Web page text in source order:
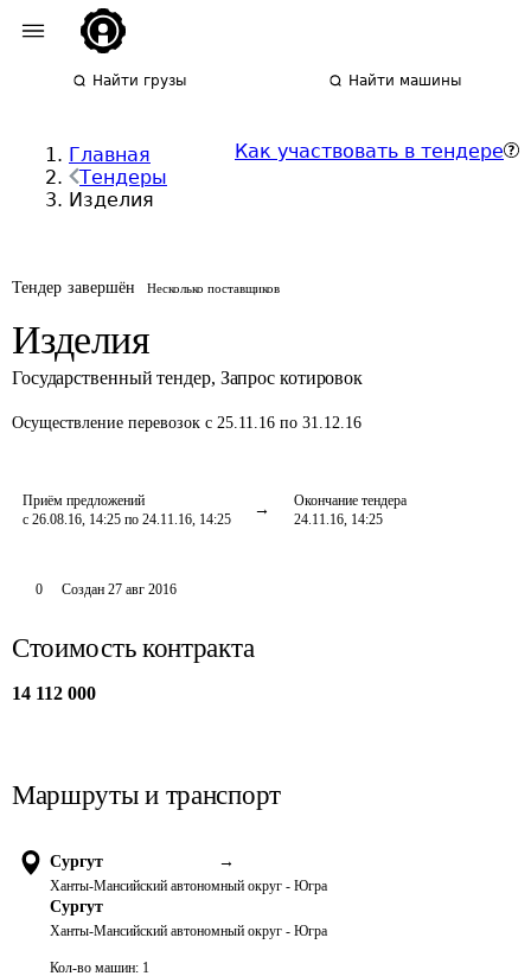
Найти грузы Найти машины
Главная
Тендеры
Изделия
Как участвовать в тендере
Тендер завершён Несколько поставщиков
Изделия
Государственный тендер, Запрос котировок
Осуществление перевозок с 25.11.16 по 31.12.16
Приём предложений
с 26.08.16, 14:25 по 24.11.16, 14:25
Окончание тендера
24.11.16, 14:25
0 Создан 27 авг 2016
Стоимость контракта
14 112 000
Маршруты и транспорт
Сургут →
Ханты-Мансийский автономный округ - Югра
Сургут
Ханты-Мансийский автономный округ - Югра
Кол-во машин: 1